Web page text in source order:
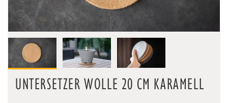
UNTERSETZER WOLLE 20 CM KARAMELL